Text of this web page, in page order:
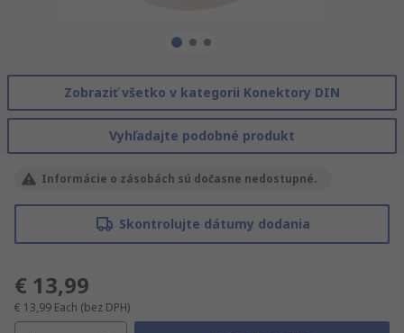
Zobraziť všetko v kategorii Konektory DIN
Vyhľadajte podobné produkt
Informácie o zásobách sú dočasne nedostupné.
Skontrolujte dátumy dodania
€ 13,99
€ 13,99 Each (bez DPH)